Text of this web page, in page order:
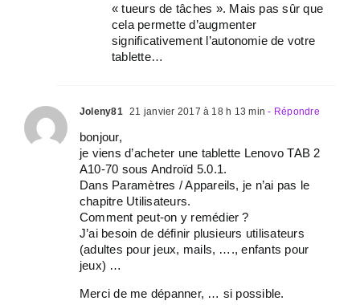
« tueurs de tâches ». Mais pas sûr que
cela permette d’augmenter
significativement l’autonomie de votre
tablette…
Joleny81 21 janvier 2017 à 18 h 13 min - Répondre
bonjour,
je viens d’acheter une tablette Lenovo TAB 2
A10-70 sous Androïd 5.0.1.
Dans Paramètres / Appareils, je n’ai pas le
chapitre Utilisateurs.
Comment peut-on y remédier ?
J’ai besoin de définir plusieurs utilisateurs
(adultes pour jeux, mails, …., enfants pour
jeux) …
Merci de me dépanner, … si possible.